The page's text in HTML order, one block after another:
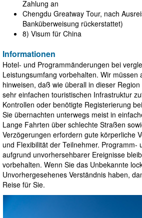
Zahlung an
Chengdu Greatway Tour, nach
Banküberweisung rückerstattet)
8) Visum für China
Informationen
Hotel- und Programmänderungen bei
Leistungsumfang vorbehalten. Wir müssen
hinweisen, daß wie überall in dieser
sehr einfachen touristischen Infrastruktur
Kontrollen oder benötigte Registerierung
Sie übernachten unterwegs meist in
Lange Fahrten über schlechte Straßen
Verzögerungen erfordern gute körperliche
und Flexibilität der Teilnehmer. Programm-
aufgrund unvorhersehbarer Ereignisse
vorbehalten. Wenn Sie das Unbekannte
Unvorhergesehenes Verständnis haben,
Reise für Sie.